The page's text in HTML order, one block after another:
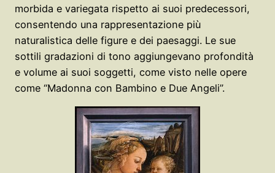
morbida e variegata rispetto ai suoi predecessori,
consentendo una rappresentazione più
naturalistica delle figure e dei paesaggi. Le sue
sottili gradazioni di tono aggiungevano profondità
e volume ai suoi soggetti, come visto nelle opere
come “Madonna con Bambino e Due Angeli”.